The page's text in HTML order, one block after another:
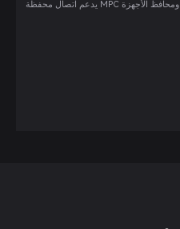
يدعم اتصال محفظة MPC ومحافظ الأجهزة